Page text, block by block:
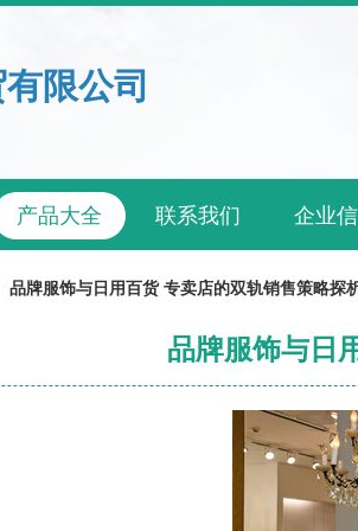
限公司
产品大全 联系我们 企业
品牌服饰与日用百货 专卖店的双轨销售策略探
品牌服饰与日